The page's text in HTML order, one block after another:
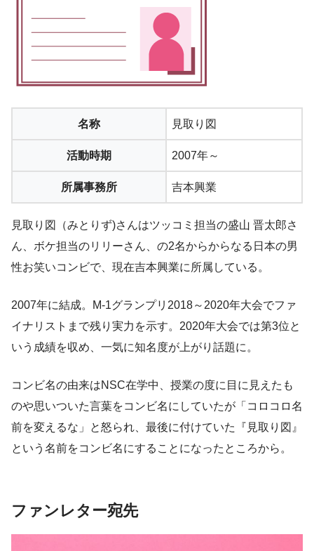
名称 見取り図
活動時期 2007年～
所属事務所 吉本興業
見取り図（みとりず)さんはツッコミ担当の盛山 晋太郎さ
ん、ボケ担当のリリーさん、の2名からからなる日本の男
性お笑いコンビで、現在吉本興業に所属している。
2007年に結成。M-1グランプリ2018～2020年大会でファ
イナリストまで残り実力を示す。2020年大会では第3位と
いう成績を収め、一気に知名度が上がり話題に。
コンビ名の由来はNSC在学中、授業の度に目に見えたも
のや思いついた言葉をコンビ名にしていたが「コロコロ名
前を変えるな」と怒られ、最後に付けていた『見取り図』
という名前をコンビ名にすることになったところから。
ファンレター宛先